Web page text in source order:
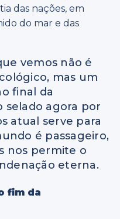
das nações, em
do mar e das
vemos não é
mas um
final da
selado agora por
atual serve para
é passageiro,
nos permite o
eterna.
fim da